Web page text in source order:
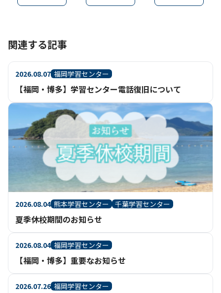
関連する記事
2026.08.07 福岡学習センター
【福岡・博多】学習センター電話復旧について
2026.08.04 熊本学習センター 千葉学習センター
夏季休校期間のお知らせ
2026.08.04 福岡学習センター
【福岡・博多】重要なお知らせ
2026.07.26 福岡学習センター